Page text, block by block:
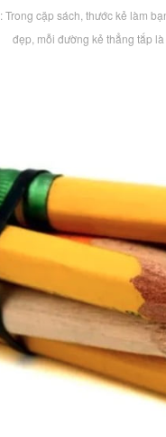
: Trong cặp sách, thước kẻ làm
đẹp, mỗi đường kẻ thẳng tắp